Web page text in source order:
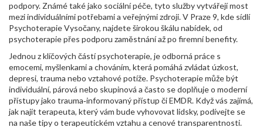
podpory. Známé také jako sociální péče, tyto služby vytvářejí most
mezi individuálními potřebami a veřejnými zdroji. V Praze 9, kde sídlí
Psychoterapie Vysočany, najdete širokou škálu nabídek, od
psychoterapie přes podporu zaměstnání až po firemní benefity.
Jednou z klíčových částípsychoterapie, je odborná práce s
emocemi, myšlenkami a chováním, která pomáhá zvládat úzkost,
depresi, trauma nebo vztahové potíže. Psychoterapie může být
individuální, párová nebo skupinová a často se doplňuje o moderní
přístupy jako trauma‑informovaný přístup či EMDR. Když vás zajímá,
jak najít terapeuta, který vám bude vyhovovat lidsky, podívejte se
na naše tipy o terapeutickém vztahu a cenové transparentnosti.